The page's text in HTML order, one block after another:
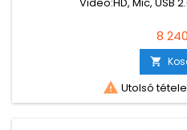
8

 Utolsó